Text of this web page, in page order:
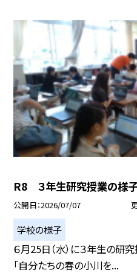
R8 ３年生研究授業の様
公開日 2026/07/07
学校の様子
６月25日（水）に３年生の研
「自分たちの春の小川を...